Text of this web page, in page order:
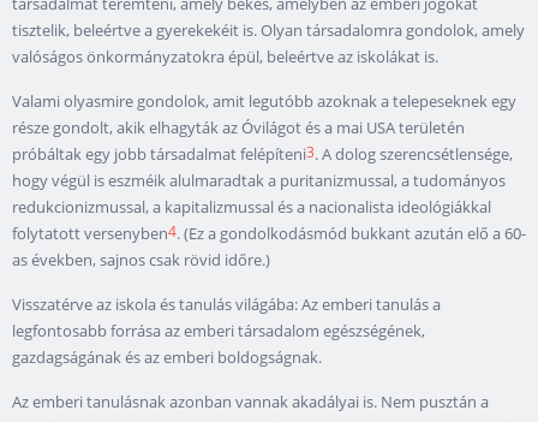
tisztelik, beleértve a gyerekekéit is. Olyan társadalomra gondolok, amely
valóságos önkormányzatokra épül, beleértve az iskolákat is.
Valami olyasmire gondolok, amit legutóbb azoknak a telepeseknek egy
része gondolt, akik elhagyták az Óvilágot és a mai USA területén
próbáltak egy jobb társadalmat felépíteni3. A dolog szerencsétlensége,
hogy végül is eszméik alulmaradtak a puritanizmussal, a tudományos
redukcionizmussal, a kapitalizmussal és a nacionalista ideológiákkal
folytatott versenyben4. (Ez a gondolkodásmód bukkant azután elő a 60-
as években, sajnos csak rövid időre.)
Visszatérve az iskola és tanulás világába: Az emberi tanulás a
legfontosabb forrása az emberi társadalom egészségének,
gazdagságának és az emberi boldogságnak.
Az emberi tanulásnak azonban vannak akadályai is. Nem pusztán a